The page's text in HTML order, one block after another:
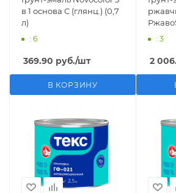
в 1 основа С (глянц.) (0,7
л)
: 6
369.90 руб./шт
В КОРЗИНУ
: 3
2